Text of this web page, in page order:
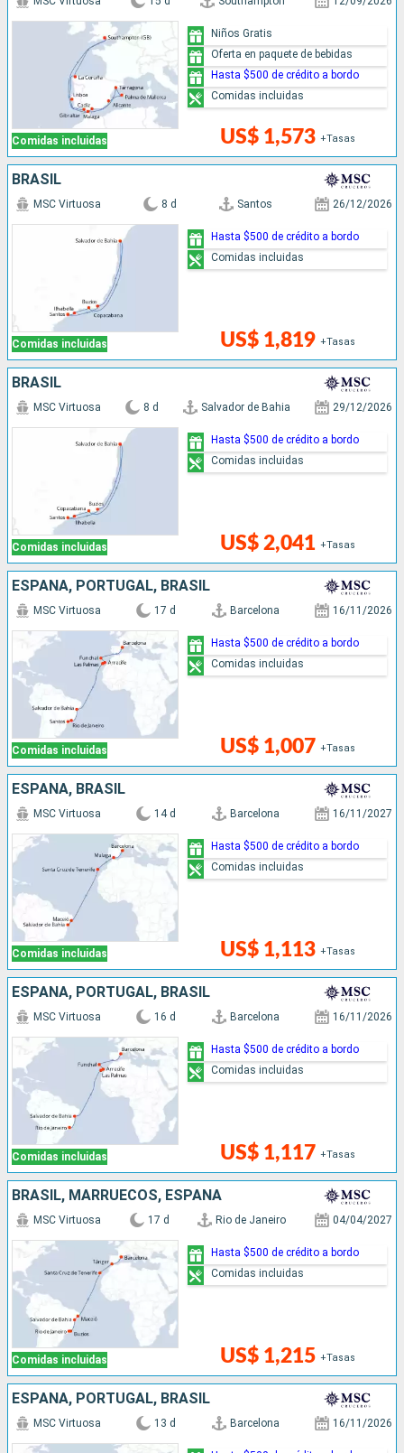
Comidas incluidas US$ 1,573 +Tasas
Niños Gratis
Oferta en paquete de bebidas
Hasta $500 de crédito a bordo
Comidas incluidas
BRASIL
Comidas incluidas
MSC Virtuosa 8 d Santos 26/12/2026
US$ 1,819 +Tasas
Hasta $500 de crédito a bordo
Comidas incluidas
BRASIL
Comidas incluidas
MSC Virtuosa 8 d Salvador de Bahia 29/12/2026
US$ 2,041 +Tasas
Hasta $500 de crédito a bordo
Comidas incluidas
ESPAÑA, PORTUGAL, BRASIL
Comidas incluidas
MSC Virtuosa 17 d Barcelona 16/11/2026
US$ 1,007 +Tasas
Hasta $500 de crédito a bordo
Comidas incluidas
ESPAÑA, BRASIL
Comidas incluidas
MSC Virtuosa 14 d Barcelona 16/11/2027
US$ 1,113 +Tasas
Hasta $500 de crédito a bordo
Comidas incluidas
ESPAÑA, PORTUGAL, BRASIL
Comidas incluidas
MSC Virtuosa 16 d Barcelona 16/11/2026
US$ 1,117 +Tasas
Hasta $500 de crédito a bordo
Comidas incluidas
BRASIL, MARRUECOS, ESPAÑA
Comidas incluidas
MSC Virtuosa 17 d Rio de Janeiro 04/04/2027
US$ 1,215 +Tasas
Hasta $500 de crédito a bordo
Comidas incluidas
ESPAÑA, PORTUGAL, BRASIL
MSC Virtuosa 13 d Barcelona 16/11/2026